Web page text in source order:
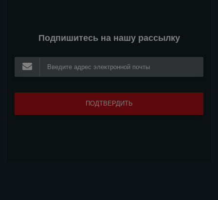
Подпишитесь на нашу рассылку